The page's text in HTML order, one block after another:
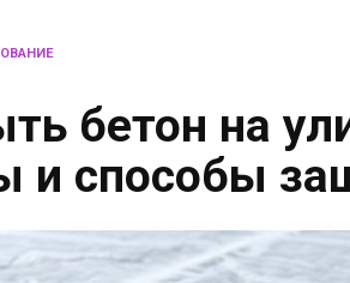
бетон на
и способы